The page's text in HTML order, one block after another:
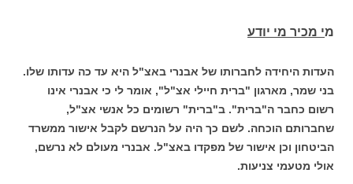
מי מכיר מי יודע
העדות היחידה לחברותו של אבנרי באצ"ל היא עד כה עדותו שלו.
בני שמר, מארגון "ברית חיילי אצ"ל", אומר לי כי אבנרי אינו
רשום כחבר ה"ברית". ב"ברית" רשומים כל אנשי אצ"ל,
שחברותם הוכחה. לשם כך היה על הנרשם לקבל אישור ממשרד
הביטחון וכן אישור של מפקדו באצ"ל. אבנרי מעולם לא נרשם,
אולי מטעמי צניעות.